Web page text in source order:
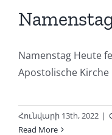
Namenstag Heute
Apostolische Kirche
Հունվարի 13th, 2022 |
Read More